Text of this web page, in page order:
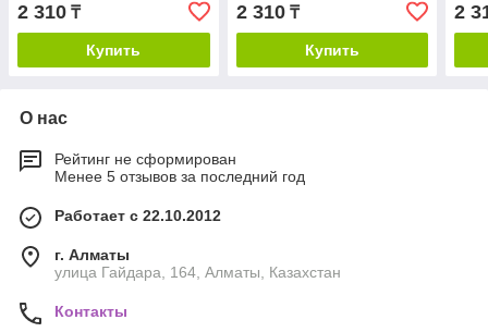
2 310 ₸
Купить
2 310₸
Купить
2
О нас
Рейтинг не сформирован
Менее 5 отзывов за последний год
Работает с 22.10.2012
г. Алматы
улица Гайдара, 164, Алматы, Казахстан
Контакты